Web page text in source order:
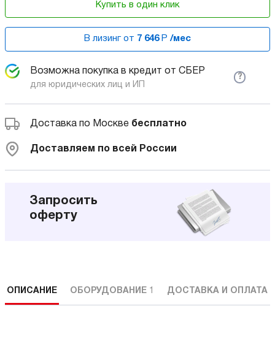
Купить в один клик
В лизинг от 7 646 Р /мес
Возможна покупка в кредит от СБЕР
для юридических лиц и ИП
?
Доставка по Москве бесплатно
Доставляем по всей России
Запросить
оферту
ОПИСАНИЕ ОБОРУДОВАНИЕ 1 ДОСТАВКА И ОПЛАТА